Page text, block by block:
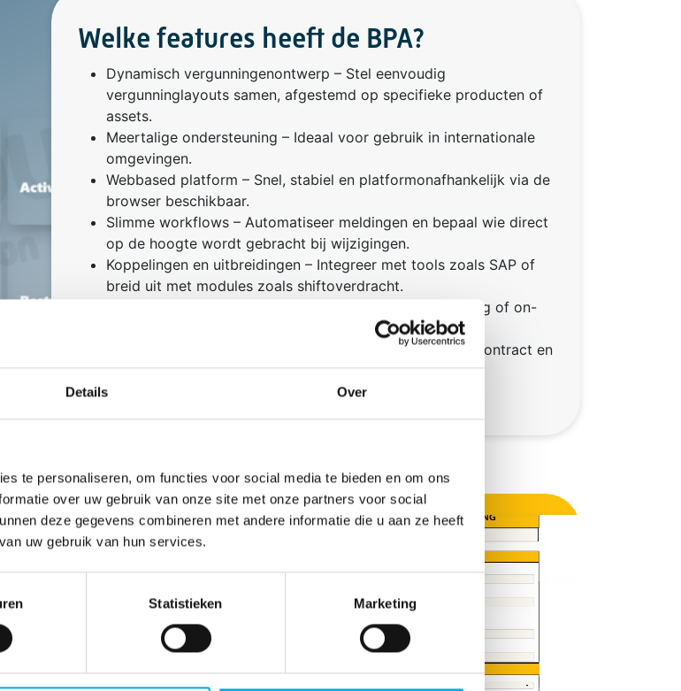
Details Over
te personaliseren, om functies voor social media te bieden en om ons
over uw gebruik van onze site met onze partners voor social
deze gegevens combineren met andere informatie die u aan ze heeft
uw gebruik van hun services.
Statistieken Marketing
Welke features heeft de BPA?
Dynamisch vergunningenontwerp – Stel eenvoudig
vergunninglayouts samen, afgestemd op specifieke producten of
assets.
Meertalige ondersteuning – Ideaal voor gebruik in internationale
omgevingen.
Webbased platform – Snel, stabiel en platformonafhankelijk via de
browser beschikbaar.
Slimme workflows – Automatiseer meldingen en bepaal wie direct
op de hoogte wordt gebracht bij wijzigingen.
Koppelingen en uitbreidingen – Integreer met tools zoals SAP of
breid uit met modules zoals shiftoverdracht.
Flexibele implementatie – Beschikbaar als cloudoplossing of on-
Perpetueel licentiemodel – met additioneel onderhoudscontract en
ondersteuning voor maximaal 50 gebruikers in de basis.
te werken.
en slimme